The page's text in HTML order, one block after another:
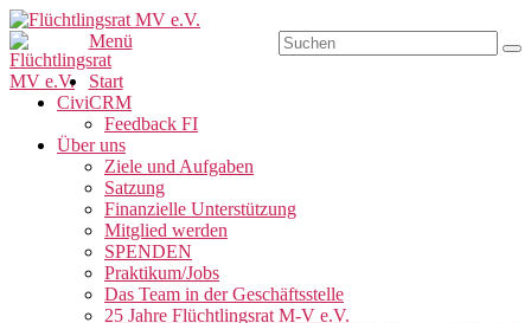
Zum
Inhalt
springen
Flüchtlingsrat MV e.V.
Schwerin
Suchen
nach:
Menü
Primäres
Menü
Start
CiviCRM
Feedback FI
Über uns
Ziele und Aufgaben
Satzung
Finanzielle Unterstützung
Mitglied werden
SPENDEN
Praktikum/Jobs
Das Team in der Geschäftsstelle
25 Jahre Flüchtlingsrat M-V e.V.